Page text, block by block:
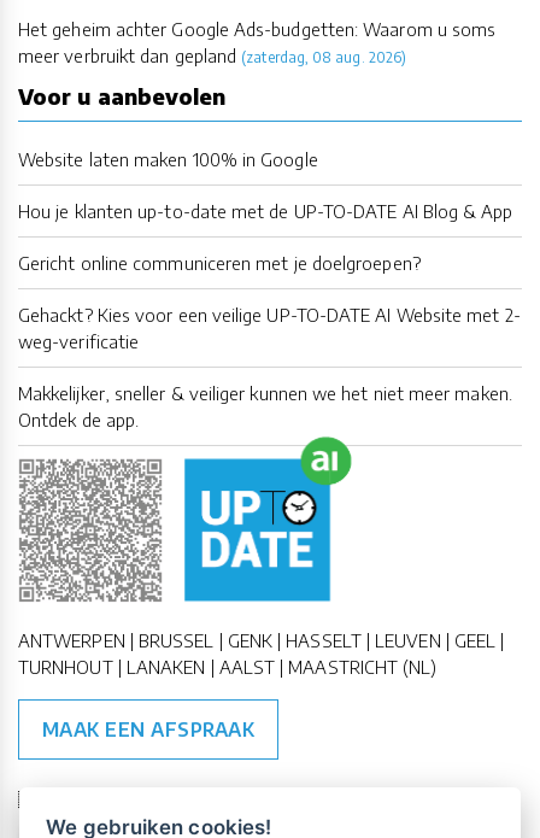
Het geheim achter Google Ads-budgetten: Waarom u soms
meer verbruikt dan gepland (zaterdag, 08 aug. 2026)
Voor u aanbevolen
Website laten maken 100% in Google
Hou je klanten up-to-date met de UP-TO-DATE AI Blog & App
Gericht online communiceren met je doelgroepen?
Gehackt? Kies voor een veilige UP-TO-DATE AI Website met 2-
weg-verificatie
Makkelijker, sneller & veiliger kunnen we het niet meer maken.
Ontdek de app.
ANTWERPEN | BRUSSEL | GENK | HASSELT | LEUVEN | GEEL |
TURNHOUT | LANAKEN | AALST | MAASTRICHT (NL)
MAAK EEN AFSPRAAK
🇪🇺 🇧🇪
We gebruiken cookies!